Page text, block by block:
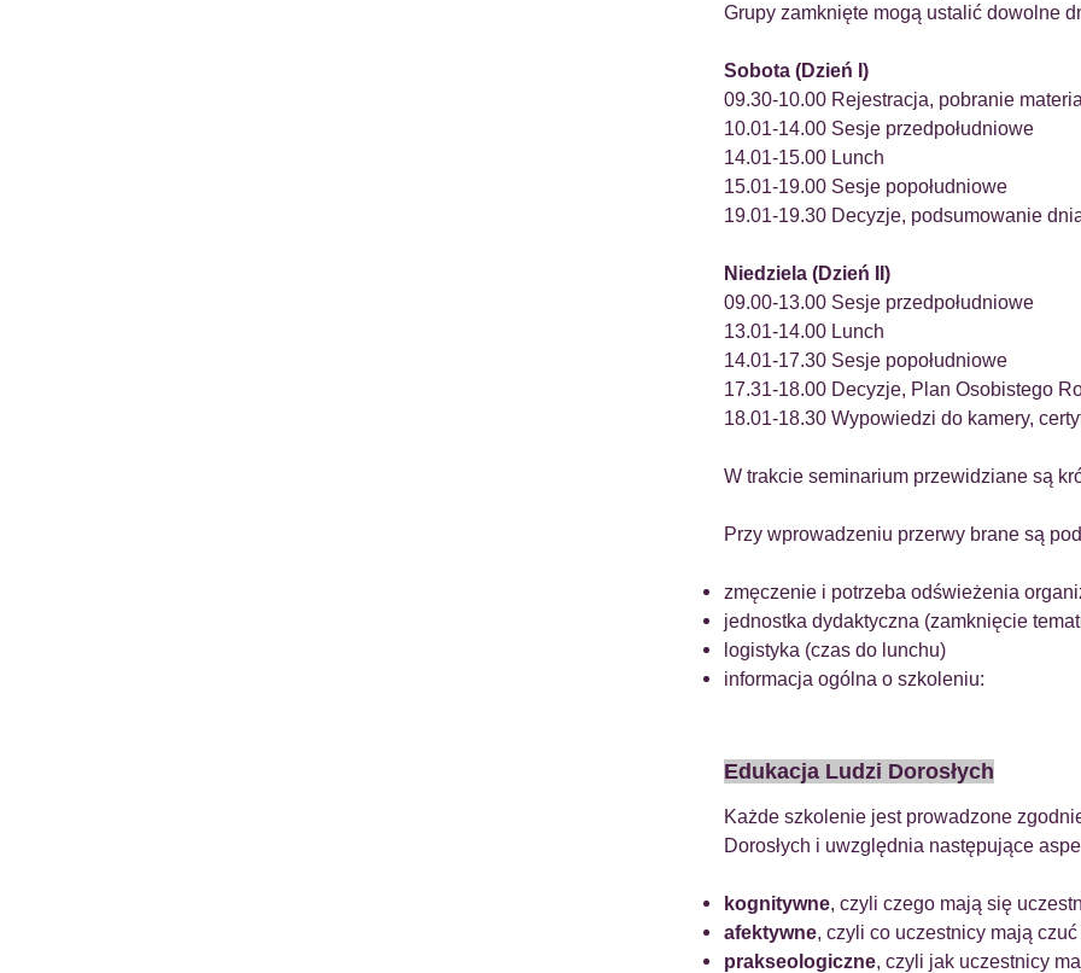
Grupy zamknięte mogą ustalić dowolne
Sobota (Dzień I)
09.30-10.00 Rejestracja, pobranie
10.01-14.00 Sesje przedpołudniowe
14.01-15.00 Lunch
15.01-19.00 Sesje popołudniowe
19.01-19.30 Decyzje, podsumowanie
Niedziela (Dzień II)
09.00-13.00 Sesje przedpołudniowe
13.01-14.00 Lunch
14.01-17.30 Sesje popołudniowe
17.31-18.00 Decyzje, Plan Osobistego
18.01-18.30 Wypowiedzi do kamery,
W trakcie seminarium przewidziane są
Przy wprowadzeniu przerwy brane są
zmęczenie i potrzeba odświeżenia
jednostka dydaktyczna (zamknięcie
logistyka (czas do lunchu)
informacja ogólna o szkoleniu:
Edukacja Ludzi Dorosłych
Każde szkolenie jest prowadzone
Dorosłych i uwzględnia następujące
kognitywne, czyli czego mają się
afektywne, czyli co uczestnicy mają
prakseologiczne, czyli jak uczestnicy